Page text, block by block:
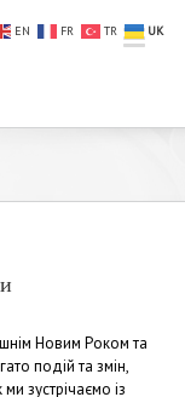
Новим Роком та
подій та змін,
зустрічаємо із
EN FR TR UK